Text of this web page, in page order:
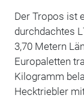
Der Tropos ist
durchdachtes
3,70 Metern
Europaletten
Kilogramm
Hecktriebler